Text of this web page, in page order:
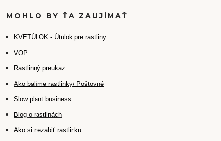
MOHLO BY ŤA ZAUJÍMAŤ
KVETÚLOK - Útulok pre rastliny
VOP
Rastlinný preukaz
Ako balíme rastlinky/ Poštovné
Slow plant business
Blog o rastlinách
Ako si nezabiť rastlinku